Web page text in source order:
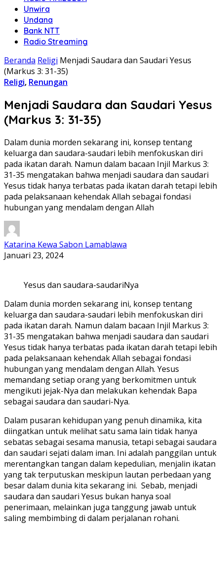
Unwira
Undana
Bank NTT
Radio Streaming
Beranda Religi Menjadi Saudara dan Saudari Yesus
(Markus 3: 31-35)
Religi, Renungan
Menjadi Saudara dan Saudari Yesus
(Markus 3: 31-35)
Dalam dunia morden sekarang ini, konsep tentang
keluarga dan saudara-saudari lebih menfokuskan diri
pada ikatan darah. Namun dalam bacaan Injil Markus 3:
31-35 mengatakan bahwa menjadi saudara dan saudari
Yesus tidak hanya terbatas pada ikatan darah tetapi lebih
pada pelaksanaan kehendak Allah sebagai fondasi
hubungan yang mendalam dengan Allah
Katarina Kewa Sabon Lamablawa
Januari 23, 2024
Yesus dan saudara-saudariNya
Dalam dunia morden sekarang ini, konsep tentang
keluarga dan saudara-saudari lebih menfokuskan diri
pada ikatan darah. Namun dalam bacaan Injil Markus 3:
31-35 mengatakan bahwa menjadi saudara dan saudari
Yesus tidak hanya terbatas pada ikatan darah tetapi lebih
pada pelaksanaan kehendak Allah sebagai fondasi
hubungan yang mendalam dengan Allah. Yesus
memandang setiap orang yang berkomitmen untuk
mengikuti jejak-Nya dan melakukan kehendak Bapa
sebagai saudara dan saudari-Nya.
Dalam pusaran kehidupan yang penuh dinamika, kita
diingatkan untuk melihat satu sama lain tidak hanya
sebatas sebagai sesama manusia, tetapi sebagai saudara
dan saudari sejati dalam iman. Ini adalah panggilan untuk
merentangkan tangan dalam kepedulian, menjalin ikatan
yang tak terputuskan meskipun lautan perbedaan yang
besar dalam dunia kita sekarang ini. Sebab, menjadi
saudara dan saudari Yesus bukan hanya soal
penerimaan, melainkan juga tanggung jawab untuk
saling membimbing di dalam perjalanan rohani.